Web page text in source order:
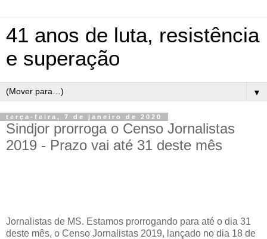
41 anos de luta, resistência
e superação
▼
terça-feira, 7 de janeiro de 2020
Sindjor prorroga o Censo Jornalistas
2019 - Prazo vai até 31 deste mês
Jornalistas de MS. Estamos prorrogando para até o dia 31
deste mês, o Censo Jornalistas 2019, lançado no dia 18 de